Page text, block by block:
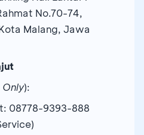
No.70-74,
Malang, Jawa
):
08778-9393-888